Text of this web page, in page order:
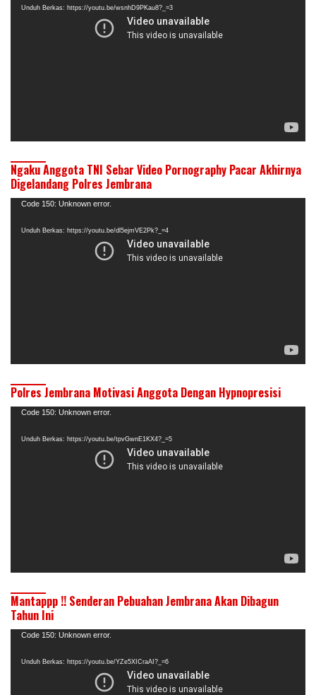
Unduh Berkas: https://youtu.be/wsnhD9PKau8?_=3
Ngaku Anggota TNI Sebar Video Pornography Pacar Akhirnya
Digelandang Polres Jembrana
Pemutar
Code 150: Unknown error.
Unduh Berkas: https://youtu.be/dl5ejmVE2Pk?_=4
Polres Jembrana Motivasi Anggota Dengan Hypnopresisi
Pemutar
Code 150: Unknown error.
Unduh Berkas: https://youtu.be/tpvGwnE1KX4?_=5
Mantappp !! Senderan Pebuahan Jembrana Akan Dibagun
Tahun Ini
Pemutar
Code 150: Unknown error.
Unduh Berkas: https://youtu.be/YZe5XICraAI?_=6